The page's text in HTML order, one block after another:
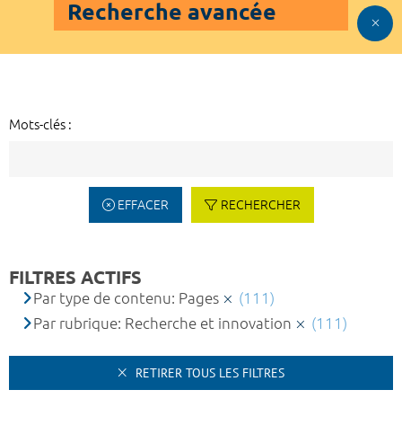
Recherche avancée
Mots-clés :
EFFACER RECHERCHER
FILTRES ACTIFS
Par type de contenu: Pages
(111)
Par rubrique: Recherche et innovation
(111)
RETIRER TOUS LES FILTRES